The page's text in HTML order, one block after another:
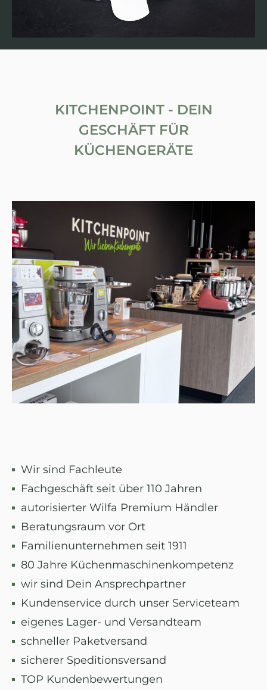
KITCHENPOINT - DEIN
GESCHÄFT FÜR
KÜCHENGERÄTE
Wir sind Fachleute
Fachgeschäft seit über 110 Jahren
autorisierter Wilfa Premium Händler
Beratungsraum vor Ort
Familienunternehmen seit 1911
80 Jahre Küchenmaschinenkompetenz
wir sind Dein Ansprechpartner
Kundenservice durch unser Serviceteam
eigenes Lager- und Versandteam
schneller Paketversand
sicherer Speditionsversand
TOP Kundenbewertungen